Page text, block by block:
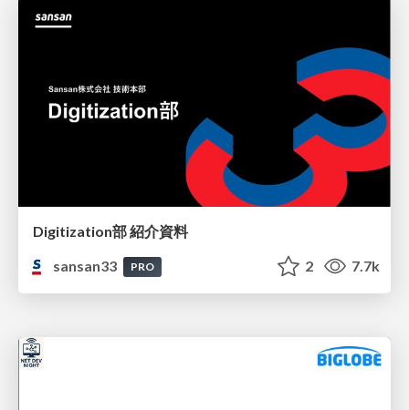
Digitization部 紹介資料
sansan33
PRO 2 7.7k